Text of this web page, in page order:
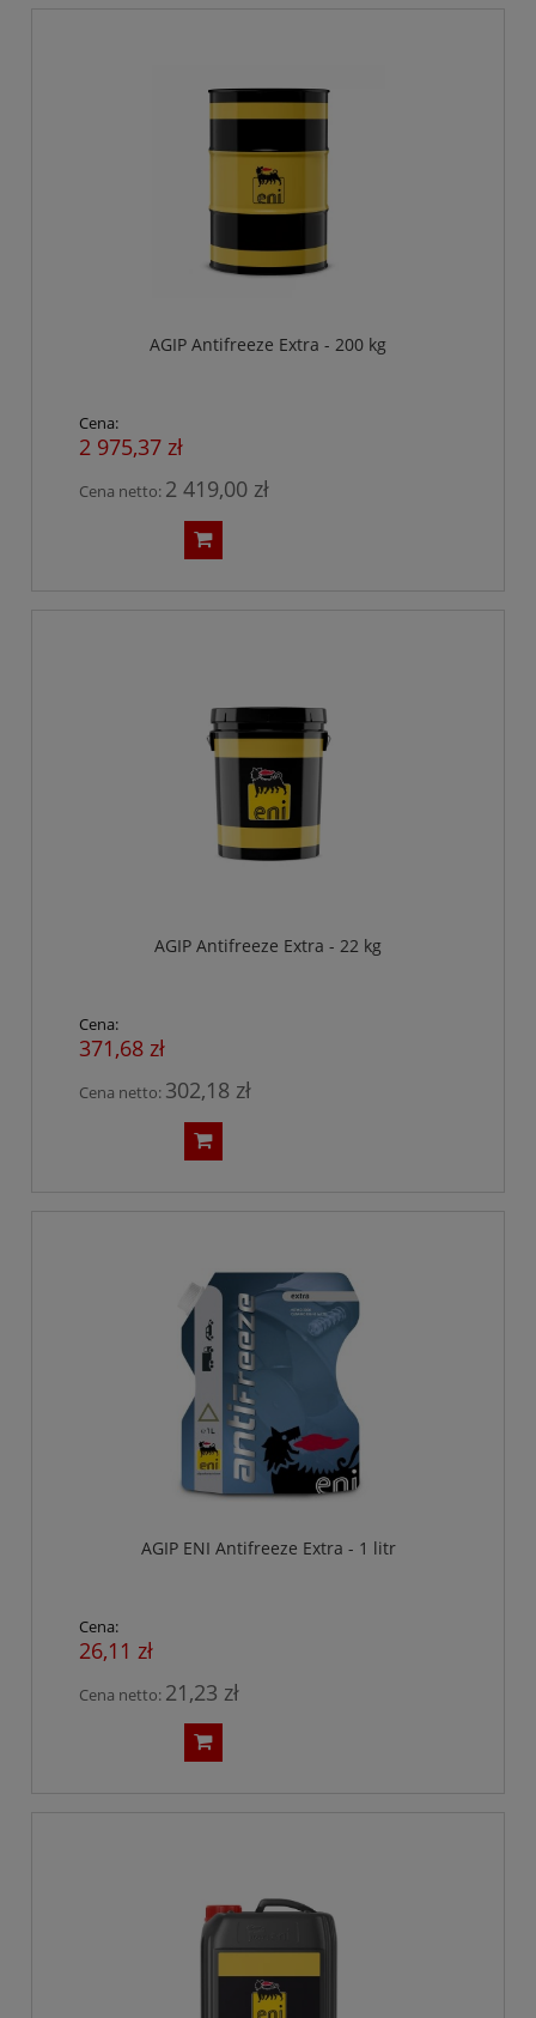
AGIP Antifreeze Extra - 200 kg
Cena:
2 975,37 zł
Cena netto: 2 419,00 zł
AGIP Antifreeze Extra - 22 kg
Cena:
371,68 zł
Cena netto: 302,18 zł
AGIP ENI Antifreeze Extra - 1 litr
Cena:
26,11 zł
Cena netto: 21,23 zł